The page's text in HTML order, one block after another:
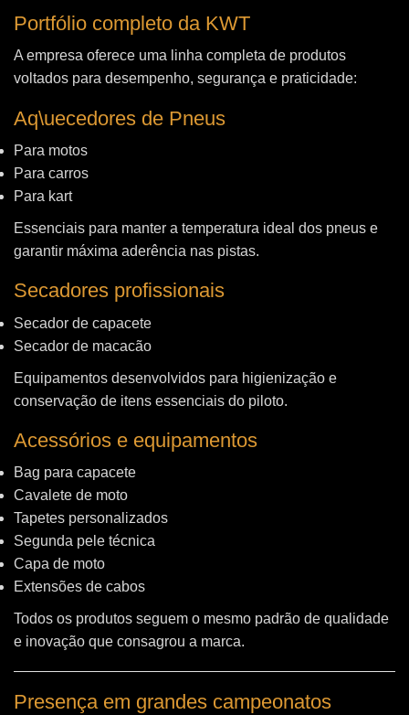
Portfólio completo da KWT
A empresa oferece uma linha completa de produtos
voltados para desempenho, segurança e praticidade:
Aq\uecedores de Pneus
Para motos
Para carros
Para kart
Essenciais para manter a temperatura ideal dos pneus e
garantir máxima aderência nas pistas.
Secadores profissionais
Secador de capacete
Secador de macacão
Equipamentos desenvolvidos para higienização e
conservação de itens essenciais do piloto.
Acessórios e equipamentos
Bag para capacete
Cavalete de moto
Tapetes personalizados
Segunda pele técnica
Capa de moto
Extensões de cabos
Todos os produtos seguem o mesmo padrão de qualidade
e inovação que consagrou a marca.
Presença em grandes campeonatos